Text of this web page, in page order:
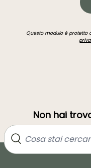
Questo modulo è protetto
Non hai